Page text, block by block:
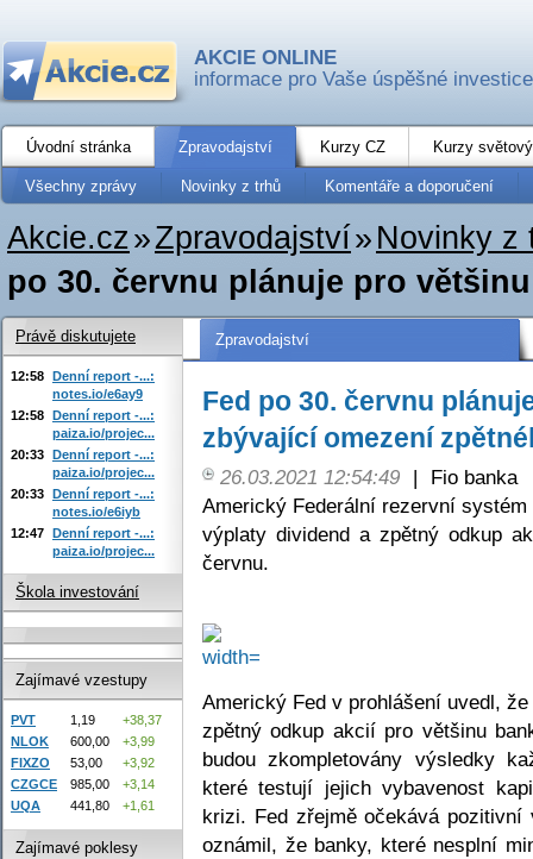
AKCIE ONLINE
informace pro Vaše úspěšné investice
Úvodní stránka Zpravodajství Kurzy CZ Kurzy
Všechny zprávy Novinky z trhů Komentáře a doporučení
Akcie.cz»Zpravodajství» Novinky z
po 30. červnu plánuje pro
Zpravodajství
Fed po 30. červnu
zbývající omezení
26.03.2021 12:54:49 |
Fio banka
Americký Federální rezervní
výplaty dividend a zpětný odkup
červnu.
Americký Fed v prohlášení uvedl,
zpětný odkup akcií pro většinu
budou zkompletovány výsledky
které testují jejich vybavenost
krizi. Fed zřejmě očekává
oznámil, že banky, které nesplní
Právě diskutujete
12:58 Denní report -...:
notes.io/e6ay9
12:58 Denní report -...:
paiza.io/projec...
20:33 Denní report -...:
paiza.io/projec...
20:33 Denní report -...:
notes.io/e6iyb
12:47 Denní report -...:
paiza.io/projec...
Škola investování
Zajímavé vzestupy
PVT 1,19
+38,37
NLOK
600,00
+3,99
FIXZO
53,00
+3,92
CZGCE
985,00
+3,14
UQA
441,80 +1,61
Zajímavé poklesy